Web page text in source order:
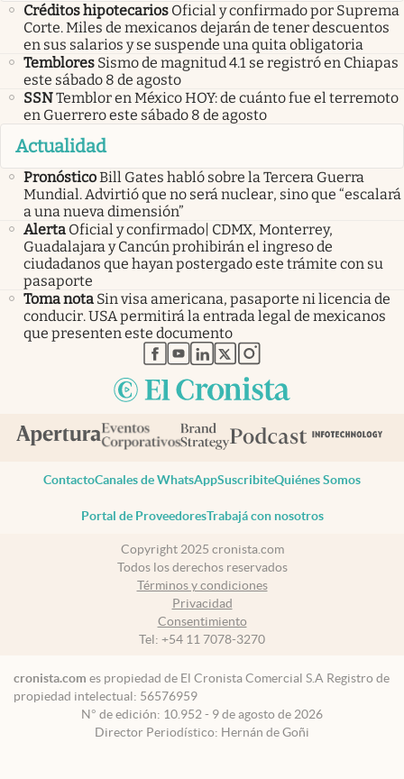
Créditos hipotecarios Oficial y confirmado por Suprema
Corte. Miles de mexicanos dejarán de tener descuentos
en sus salarios y se suspende una quita obligatoria
Temblores Sismo de magnitud 4.1 se registró en Chiapas
este sábado 8 de agosto
SSNTemblor en México HOY: de cuánto fue el terremoto
en Guerrero este sábado 8 de agosto
Actualidad
PronósticoBill Gates habló sobre la Tercera Guerra
Mundial. Advirtió que no será nuclear, sino que “escalará
a una nueva dimensión”
Alerta Oficial y confirmado| CDMX, Monterrey,
Guadalajara y Cancún prohibirán el ingreso de
ciudadanos que hayan postergado este trámite con su
pasaporte
Toma nota Sin visa americana, pasaporte ni licencia de
conducir. USA permitirá la entrada legal de mexicanos
que presenten este documento
abre en nueva pestaña
abre en nueva pestaña
abre en nueva pestaña
abre en nueva pestaña
abre en nueva pestaña
ContactoCanales de WhatsAppSuscribiteQuiénes Somos
Portal de ProveedoresTrabajá con nosotros
Copyright 2025 cronista.com
Todos los derechos reservados
Términos y condiciones
Privacidad
Consentimiento
Tel: +54 11 7078-3270
cronista.com es propiedad de El Cronista Comercial S.A Registro de
propiedad intelectual: 56576959
N° de edición: 10.952 - 9 de agosto de 2026
Director Periodístico: Hernán de Goñi